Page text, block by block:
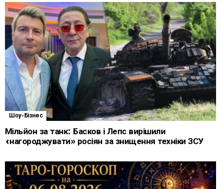
Шоу-Бізнес
Мільйон за танк: Басков і Лепс вирішили
«нагороджувати» росіян за знищення техніки ЗСУ